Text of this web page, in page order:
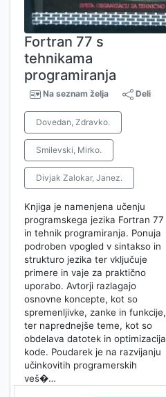
Fortran 77 s
tehnikama
programiranja
Na seznam želja Deli
Dovedan, Zdravko.
Smilevski, Mirko.
Divjak Zalokar, Janez.
Knjiga je namenjena učenju
programskega jezika Fortran 77
in tehnik programiranja. Ponuja
podroben vpogled v sintakso in
strukturo jezika ter vključuje
primere in vaje za praktično
uporabo. Avtorji razlagajo
osnovne koncepte, kot so
spremenljivke, zanke in funkcije,
ter naprednejše teme, kot so
obdelava datotek in optimizacija
kode. Poudarek je na razvijanju
učinkovitih programerskih
veš�…